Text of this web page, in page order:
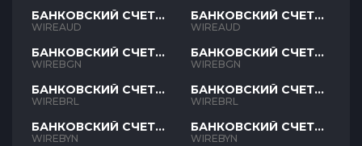
БАНКОВСКИЙ СЧЕТ
AUD
WIREAUD
БАНКОВСКИЙ СЧЕТ
BGN
WIREBGN
БАНКОВСКИЙ СЧЕТ
BRL
WIREBRL
БАНКОВСКИЙ СЧЕТ
BYN
WIREBYN
БАНКОВСКИЙ СЧЕТ
AUD
WIREAUD
БАНКОВСКИЙ СЧЕТ
BGN
WIREBGN
БАНКОВСКИЙ СЧЕТ
BRL
WIREBRL
БАНКОВСКИЙ СЧЕТ
BYN
WIREBYN